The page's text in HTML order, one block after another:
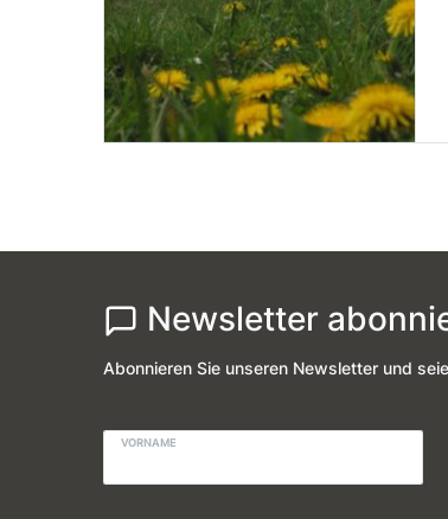
Newsletter
Abonnieren Sie unseren Newsletter und
VORNAME